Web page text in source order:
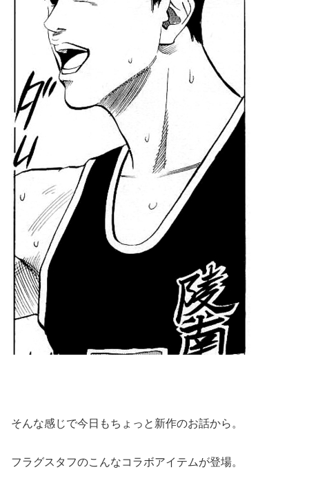
そんな感じで今日もちょっと新作のお話から。
フラグスタフのこんなコラボアイテムが登場。